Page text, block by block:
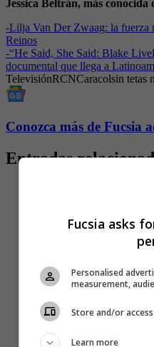
Jessica Beltrán, más
-Lilja Van Der Zwaag: la fuerza
Reinos
-“He Said, She Said: Blake
documental que llega a
TelevisiónRCNCaracolsin tetas
Conozca más de Fucsia
Entradas
Fucsia asks
Personalised
measurement,
Store and/or
Learn more